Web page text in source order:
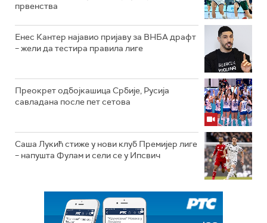
првенства
Енес Кантер најавио пријаву за ВНБА драфт
– жели да тестира правила лиге
Преокрет одбојкашица Србије, Русија
савладана после пет сетова
Саша Лукић стиже у нови клуб Премијер лиге
– напушта Фулам и сели се у Ипсвич